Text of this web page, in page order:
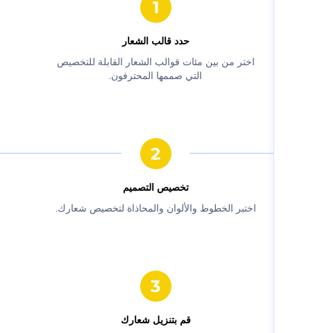
حدد قالب الشعار
‫اختر من بين مئات قوالب الشعار القابلة للتخصيص
التي صممها المحترفون.‬
‫تخصيص التصميم‬
‫اختبر الخطوط والألوان والمحاذاة لتخصيص شعارك.‬
‫قم بتنزيل شعارك‬